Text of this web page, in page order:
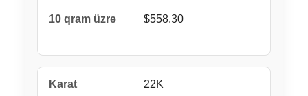
$558.30
22K